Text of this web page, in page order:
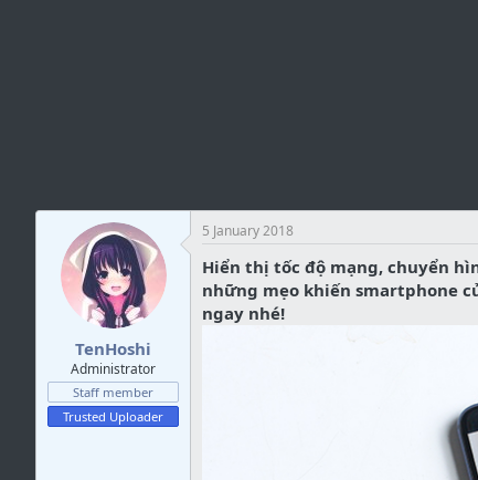
TenHoshi
Administrator
Staff member
Trusted Uploader
5 January 2018
Hiển thị tốc độ mạng, chuyển
những mẹo khiến smartphone
ngay nhé!